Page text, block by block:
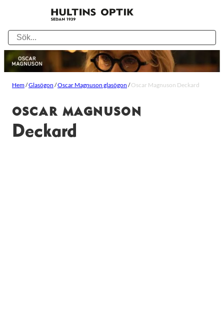
Hem/Glasögon /Oscar Magnuson glasögon /Oscar Magnuson Deckard
OSCAR MAGNUSON
Deckard